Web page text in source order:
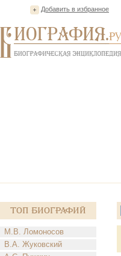
Добавить в избранное
Топ Биографий
М.В. Ломоносов
В.А. Жуковский